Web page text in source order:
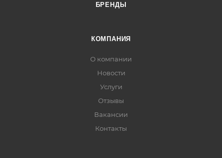
БРЕНДЫ
КОМПАНИЯ
О компании
Новости
Услуги
Отзывы
Вакансии
Контакты